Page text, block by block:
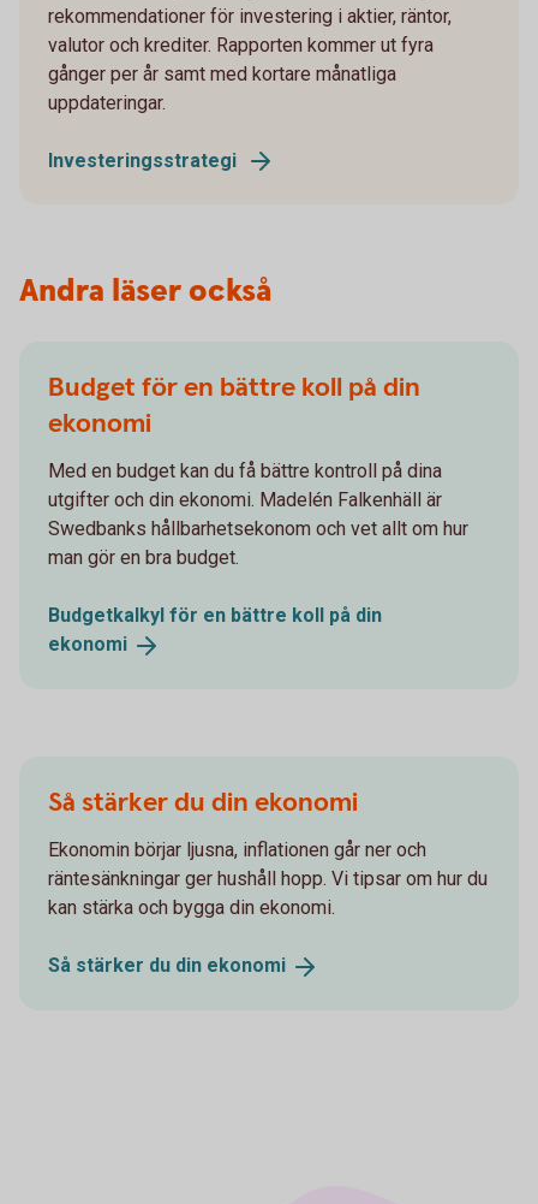
rekommendationer för investering i aktier, räntor,
valutor och krediter. Rapporten kommer ut fyra
gånger per år samt med kortare månatliga
uppdateringar.
Investeringsstrategi
Andra läser också
Budget för en bättre koll på din
ekonomi
Med en budget kan du få bättre kontroll på dina
utgifter och din ekonomi. Madelén Falkenhäll är
Swedbanks hållbarhetsekonom och vet allt om hur
man gör en bra budget.
Budgetkalkyl för en bättre koll på din
ekonomi
Så stärker du din ekonomi
Ekonomin börjar ljusna, inflationen går ner och
räntesänkningar ger hushåll hopp. Vi tipsar om hur du
kan stärka och bygga din ekonomi.
Så stärker du din ekonomi